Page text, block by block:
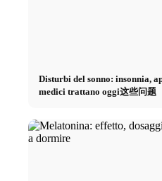
Disturbi del sonno: insonnia,
medici trattano oggi这些问题